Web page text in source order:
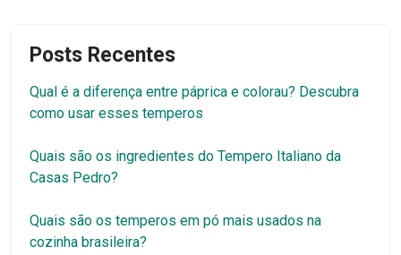
Posts Recentes
Qual é a diferença entre páprica e colorau? Descubra
como usar esses temperos
Quais são os ingredientes do Tempero Italiano da
Casas Pedro?
Quais são os temperos em pó mais usados na
cozinha brasileira?